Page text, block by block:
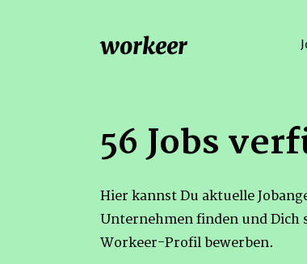
workeer
56 Jobs
Hier kannst Du aktuelle
Unternehmen finden und Dich
Workeer-Profil bewerben.